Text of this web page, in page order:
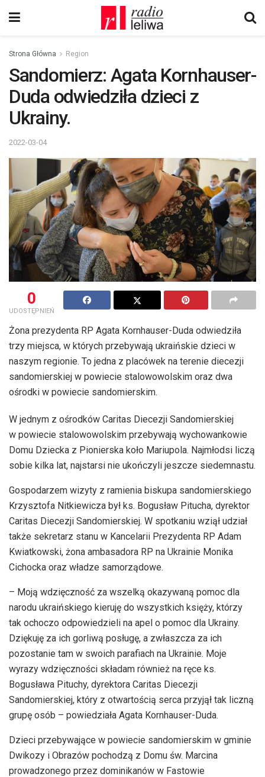
Strona Główna Region
Sandomierz: Agata Kornhauser-
Duda odwiedziła dzieci z
Ukrainy.
2022-03-04
0
UDOSTĘPNIEŃ
Żona prezydenta RP Agata Kornhauser-Duda odwiedziła
trzy miejsca, w których przebywają ukraińskie dzieci w
naszym regionie. To jedna z placówek na terenie diecezji
sandomierskiej w powiecie stalowowolskim oraz dwa
ośrodki w powiecie sandomierskim.
W jednym z ośrodków Caritas Diecezji Sandomierskiej
w powiecie stalowowolskim przebywają wychowankowie
Domu Dziecka z Pionierska koło Mariupola. Najmłodsi liczą
sobie kilka lat, najstarsi nie ukończyli jeszcze siedemnastu.
Gospodarzem wizyty z ramienia biskupa sandomierskiego
Krzysztofa Nitkiewicza był ks. Bogusław Pitucha, dyrektor
Caritas Diecezji Sandomierskiej. W spotkaniu wziął udział
także sekretarz stanu w Kancelarii Prezydenta RP Adam
Kwiatkowski, żona ambasadora RP na Ukrainie Monika
Cichocka oraz władze samorządowe.
– Moją wdzięczność za wszelką okazywaną pomoc dla
narodu ukraińskiego kieruję do wszystkich księży, którzy
tak ochoczo odpowiedzieli na apel o pomoc dla Ukrainy.
Dziękuję za ich gorliwą posługę, a zwłaszcza za ich
pozostanie tam w swoich parafiach na Ukrainie. Moje
wyrazy wdzięczności składam również na ręce ks.
Bogusława Pituchy, dyrektora Caritas Diecezji
Sandomierskiej, który z otwartością serca przyjął tak liczną
grupę osób – powiedziała Agata Kornhauser-Duda.
Dzieci przebywające w powiecie sandomierskim w gminie
Dwikozy i Obrazów pochodzą z Domu św. Marcina
prowadzonego przez dominikanów w Fastowie